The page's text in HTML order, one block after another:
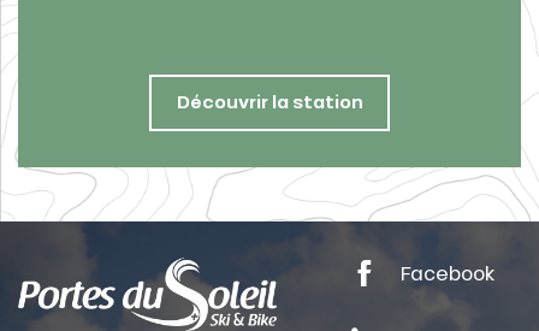
Découvrir la station
Facebook